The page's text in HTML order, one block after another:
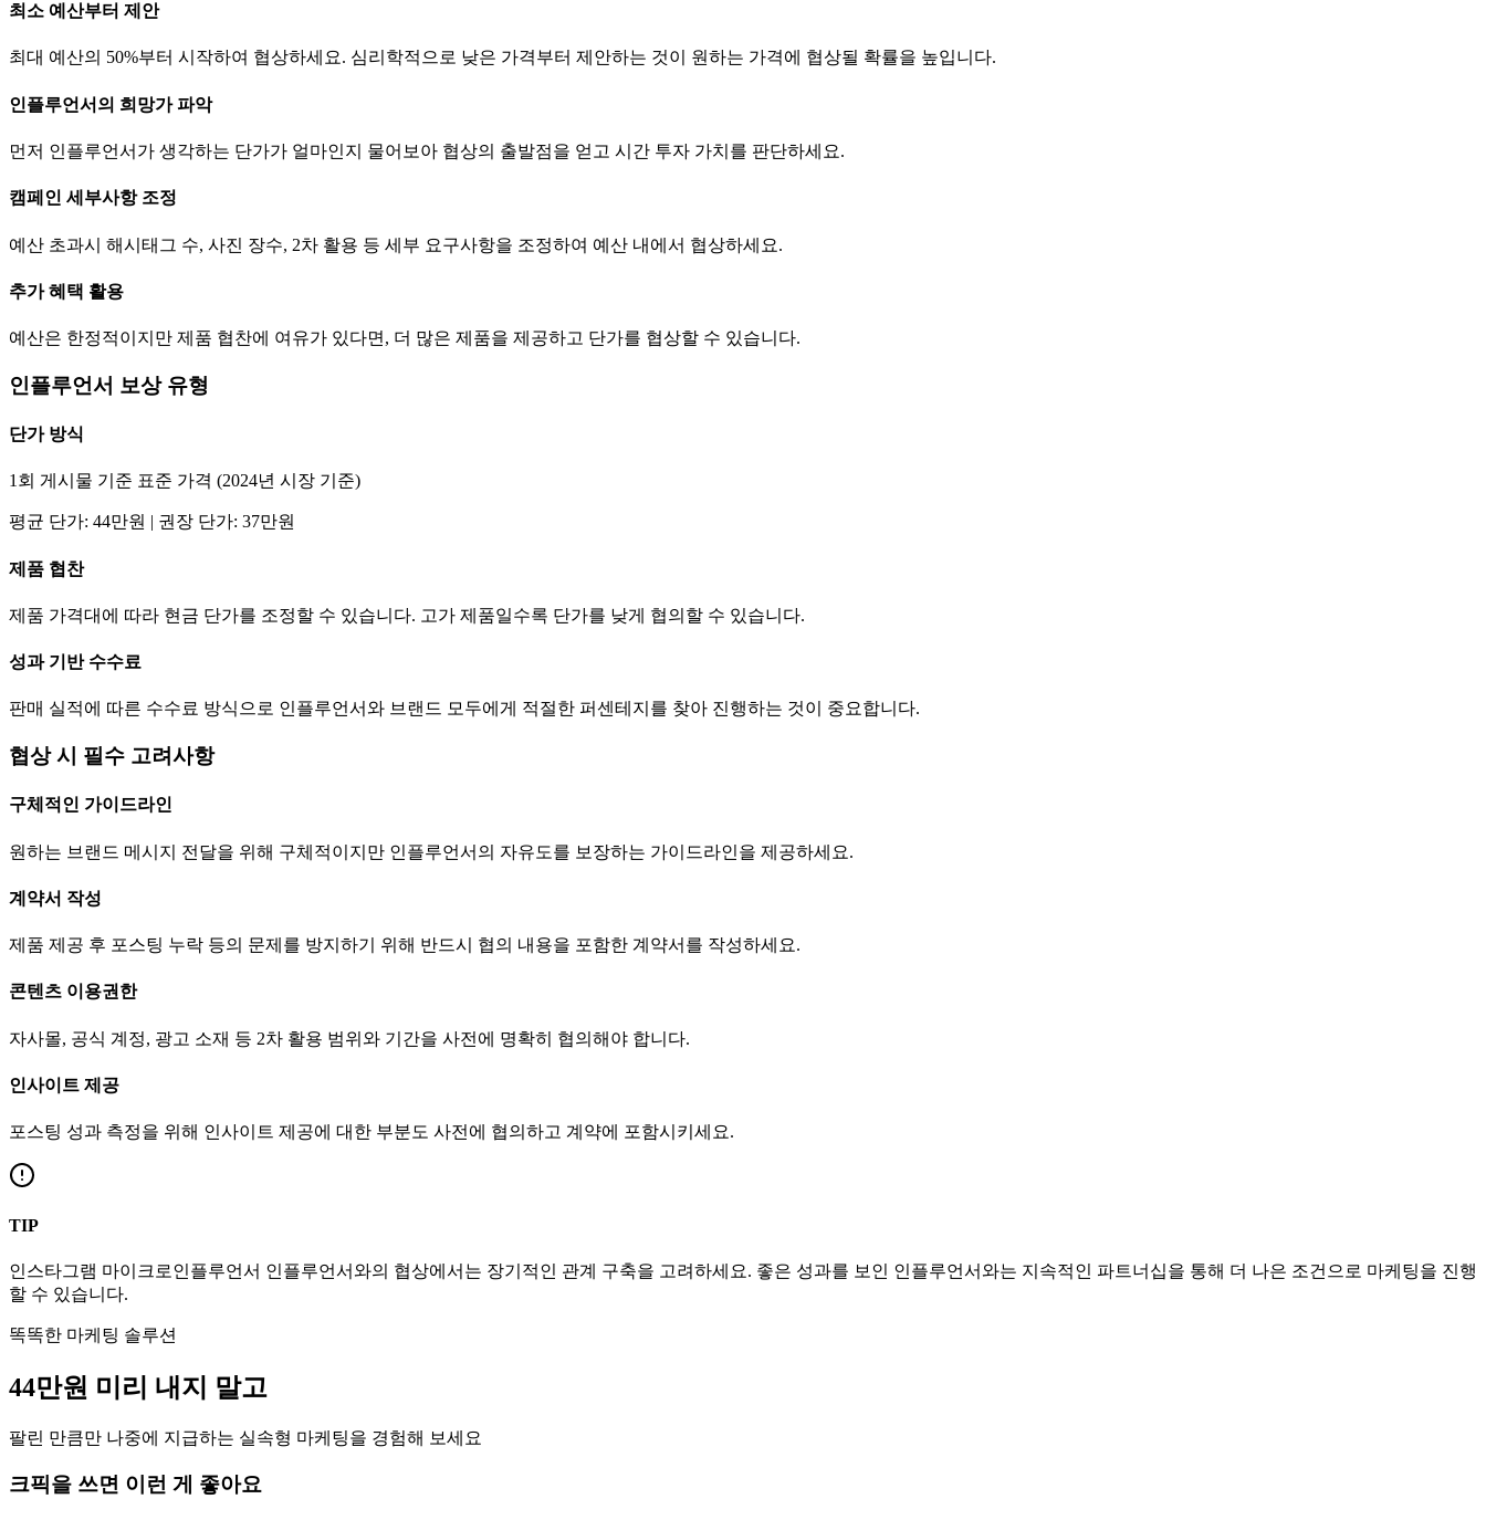
최소 예산부터 제안
최대 예산의 50%부터 시작하여 협상하세요. 심리학적으로 낮은 가격부터 제안하는 것이 원하는 가격에 협상될 확률을 높입니다.
인플루언서의 희망가 파악
먼저 인플루언서가 생각하는 단가가 얼마인지 물어보아 협상의 출발점을 얻고 시간 투자 가치를 판단하세요.
캠페인 세부사항 조정
예산 초과시 해시태그 수, 사진 장수, 2차 활용 등 세부 요구사항을 조정하여 예산 내에서 협상하세요.
추가 혜택 활용
예산은 한정적이지만 제품 협찬에 여유가 있다면, 더 많은 제품을 제공하고 단가를 협상할 수 있습니다.
인플루언서 보상 유형
단가방식
1회 게시물 기준 표준 가격 (2024년 시장 기준)
평균 단가: 44만원 | 권장 단가: 37만원
제품 협찬
제품 가격대에 따라 현금 단가를 조정할 수 있습니다. 고가 제품일수록 단가를 낮게 협의할 수 있습니다.
성과 기반 수수료
판매 실적에 따른 수수료 방식으로 인플루언서와 브랜드 모두에게 적절한 퍼센테지를 찾아 진행하는 것이 중요합니다.
협상 시 필수 고려사항
구체적인 가이드라인
원하는 브랜드 메시지 전달을 위해 구체적이지만 인플루언서의 자유도를 보장하는 가이드라인을 제공하세요.
계약서 작성
제품 제공 후 포스팅 누락 등의 문제를 방지하기 위해 반드시 협의 내용을 포함한 계약서를 작성하세요.
콘텐츠 이용권한
자사몰, 공식 계정, 광고 소재 등 2차 활용 범위와 기간을 사전에 명확히 협의해야 합니다.
인사이트 제공
포스팅 성과 측정을 위해 인사이트 제공에 대한 부분도 사전에 협의하고 계약에 포함시키세요.
TIP
인스타그램 마이크로인플루언서 인플루언서와의 협상에서는 장기적인 관계 구축을 고려하세요. 좋은 성과를 보인 인플루언서와는 지속적인 파트너십을 통해 더 나은 조건으로 마케팅을 진행
할 수 있습니다.
똑똑한 마케팅 솔루션
44만원 미리 내지 말고
팔린 만큼만 나중에 지급하는 실속형 마케팅을 경험해 보세요
크픽을 쓰면 이런 게 좋아요